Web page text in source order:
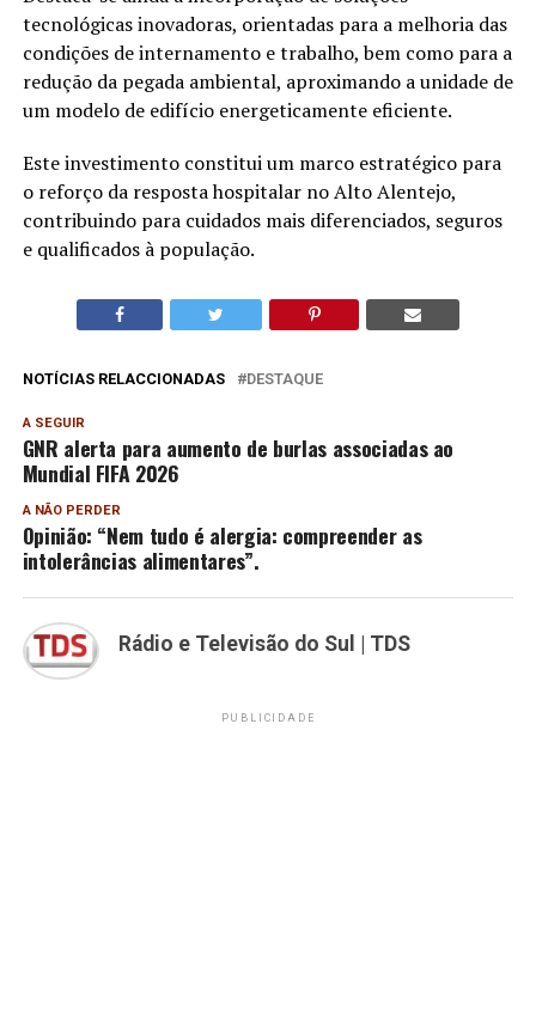
tecnológicas inovadoras, orientadas para a melhoria das
condições de internamento e trabalho, bem como para a
redução da pegada ambiental, aproximando a unidade de
um modelo de edifício energeticamente eficiente.
Este investimento constitui um marco estratégico para
o reforço da resposta hospitalar no Alto Alentejo,
contribuindo para cuidados mais diferenciados, seguros
e qualificados à população.
NOTÍCIAS RELACCIONADAS DESTAQUE
A SEGUIR
GNR alerta para aumento de burlas associadas ao
Mundial FIFA 2026
A NÃO PERDER
Opinião: “Nem tudo é alergia: compreender as
intolerâncias alimentares”.
Rádio e Televisão do Sul | TDS
PUBLICIDADE